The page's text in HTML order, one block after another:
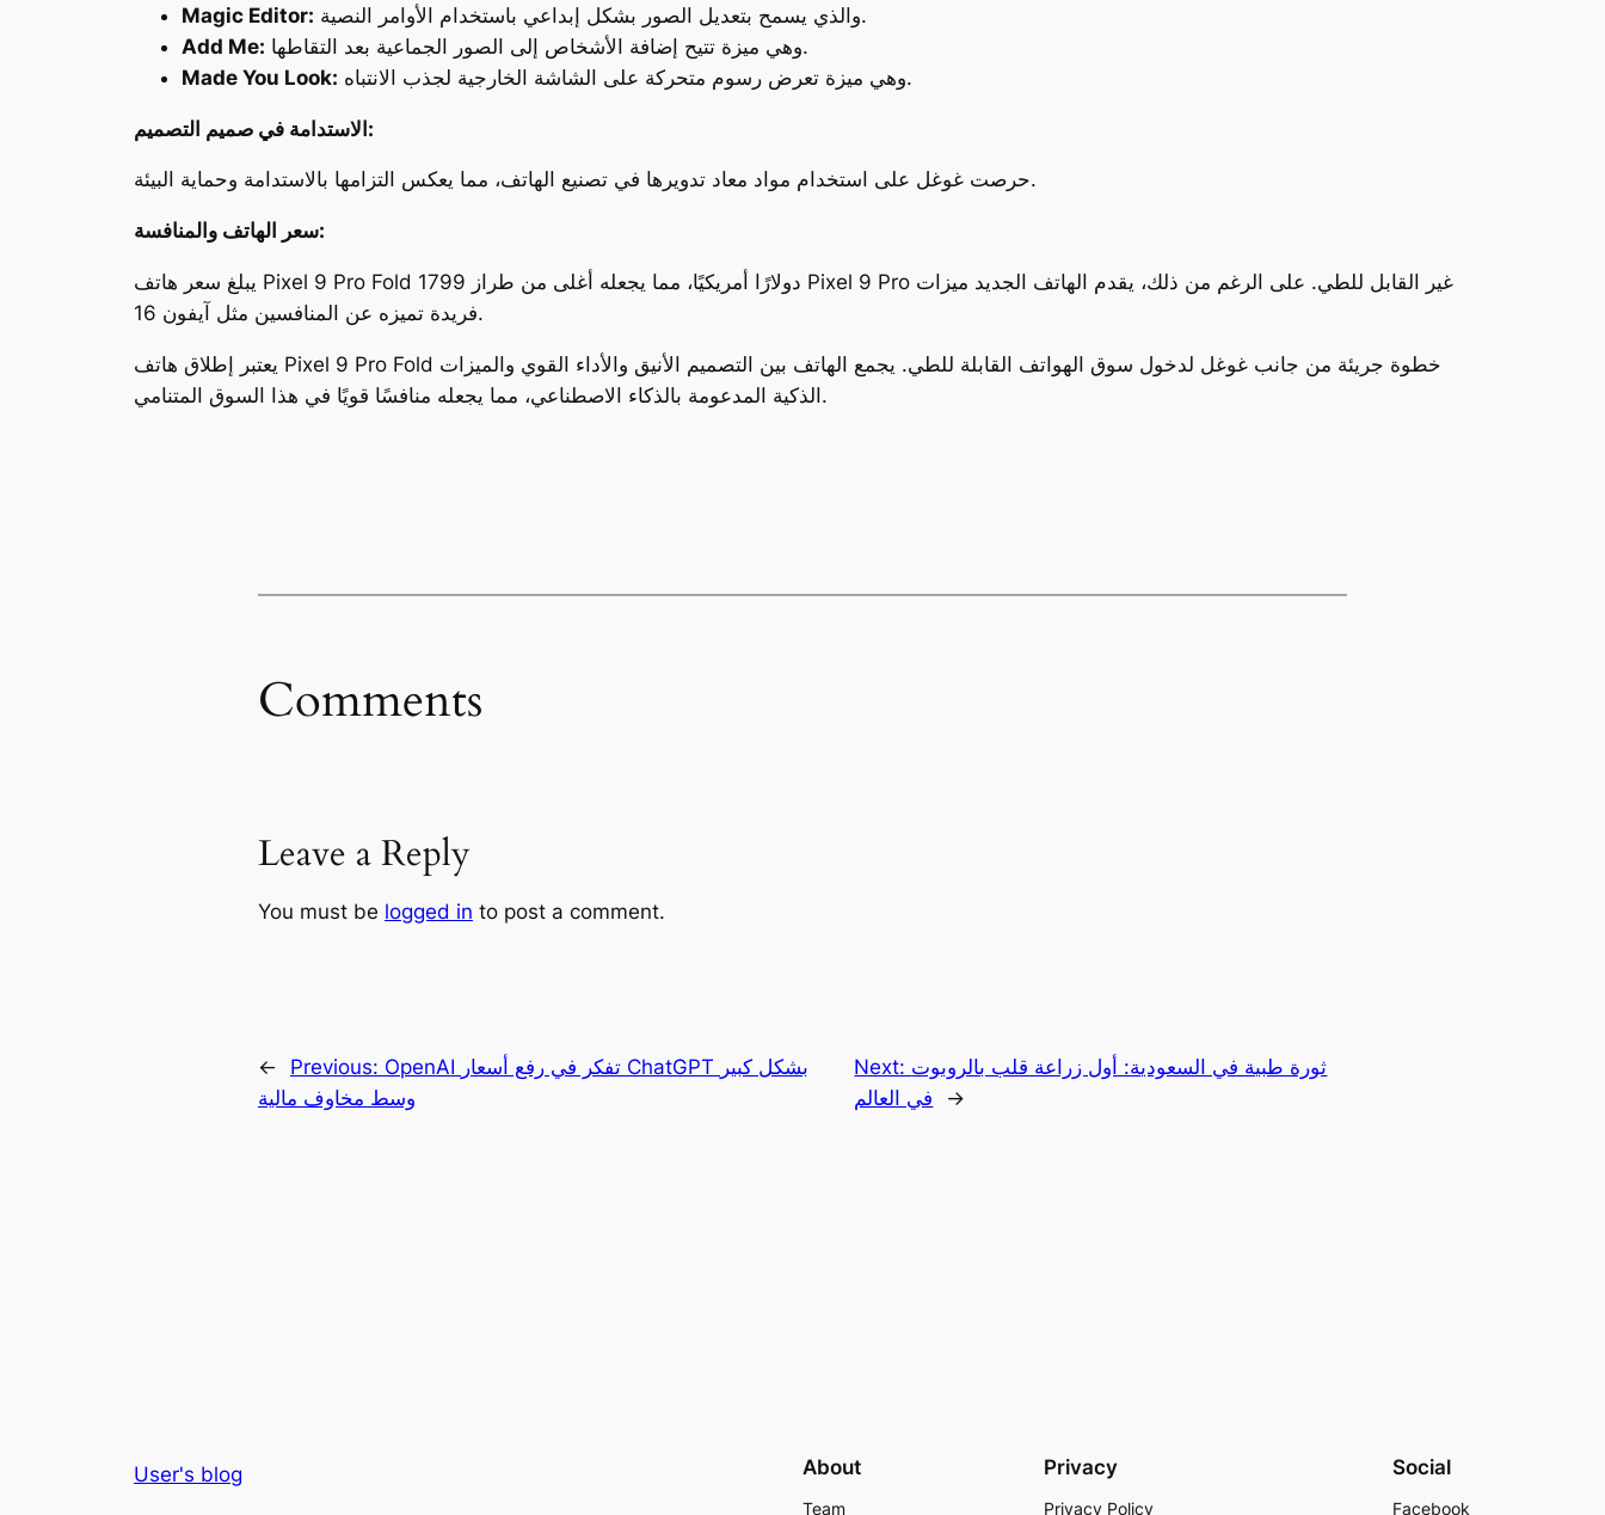
Magic Editor:
والذي يسمح بتعديل الصور بشكل إبداعي باستخدام الأوامر النصية.
Add Me:
وهي ميزة تتيح إضافة الأشخاص إلى الصور الجماعية بعد التقاطها.
Made You Look:
وهي ميزة تعرض رسوم متحركة على الشاشة الخارجية لجذب الانتباه.
الاستدامة في صميم التصميم:
حرصت غوغل على استخدام مواد معاد تدويرها في تصنيع الهاتف، مما يعكس التزامها بالاستدامة وحماية البيئة.
سعر الهاتف والمنافسة:
يبلغ سعر هاتف Pixel 9 Pro Fold 1799 دولارًا أمريكيًا، مما يجعله أغلى من طراز Pixel 9 Pro غير القابل للطي. على الرغم من ذلك، يقدم الهاتف الجديد ميزات
فريدة تميزه عن المنافسين مثل آيفون 16.
يعتبر إطلاق هاتف Pixel 9 Pro Fold خطوة جريئة من جانب غوغل لدخول سوق الهواتف القابلة للطي. يجمع الهاتف بين التصميم الأنيق والأداء القوي والميزات
الذكية المدعومة بالذكاء الاصطناعي، مما يجعله منافسًا قويًا في هذا السوق المتنامي.
Comments
Leave a Reply
You must be logged in to post a comment.
← Previous: OpenAI تفكر في رفع أسعار ChatGPT بشكل كبير
وسط مخاوف مالية
Next: ثورة طبية في السعودية: أول زراعة قلب بالروبوت
في العالم
→
User's blog About
Team
Privacy
Privacy Policy
Social
Facebook